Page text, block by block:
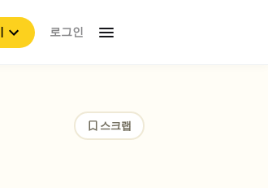
로그인
스크랩